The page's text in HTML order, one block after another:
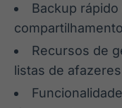
Backup
Recursos de
listas de afazeres